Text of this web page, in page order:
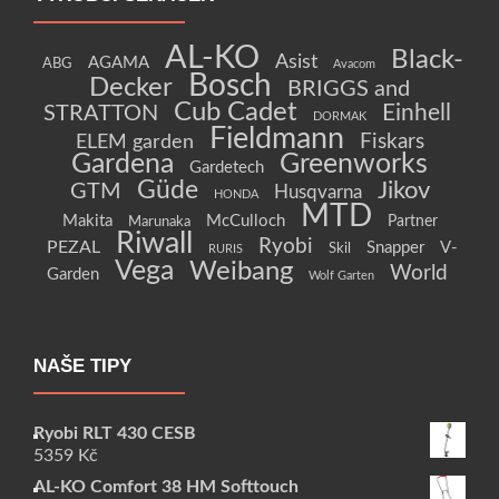
ABG AGAMA AL-KO Asist Avacom
Black-
Decker
Bosch
BRIGGS and
STRATTON
Cub Cadet DORMAK Einhell
ELEM garden Fieldmann Fiskars
Gardena Gardetech Greenworks
GTM Güde HONDA Husqvarna Jikov
Makita Marunaka McCulloch MTD Partner
PEZAL Riwall RURIS Ryobi Skil Snapper
V-
Garden
Vega Weibang Wolf Garten World
NAŠE TIPY
Ryobi RLT 430 CESB
5359 Kč
AL-KO Comfort 38 HM Softtouch